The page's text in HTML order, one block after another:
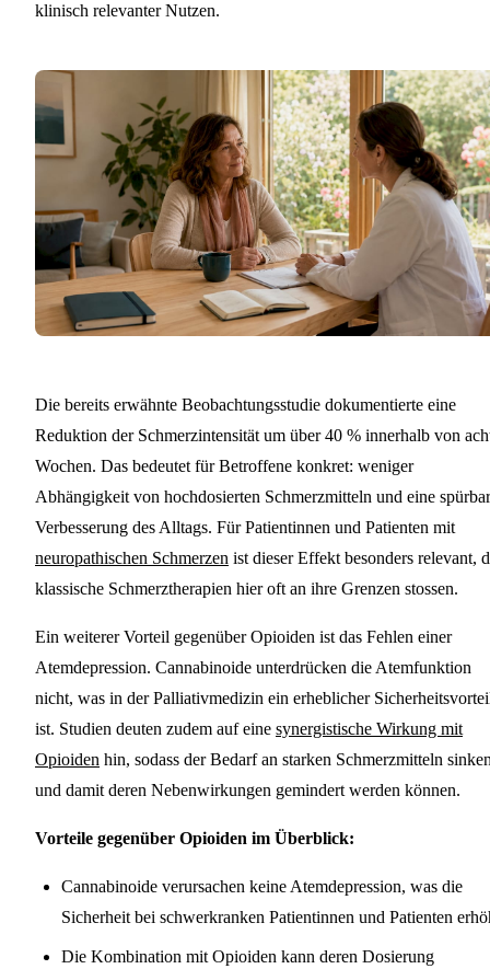
klinisch relevanter Nutzen.
Die bereits erwähnte Beobachtungsstudie dokumentierte eine
Reduktion der Schmerzintensität um über 40 % innerhalb von
Wochen. Das bedeutet für Betroffene konkret: weniger
Abhängigkeit von hochdosierten Schmerzmitteln und eine
Verbesserung des Alltags. Für Patientinnen und Patienten mit
neuropathischen Schmerzen ist dieser Effekt besonders relevant,
klassische Schmerztherapien hier oft an ihre Grenzen stossen.
Ein weiterer Vorteil gegenüber Opioiden ist das Fehlen einer
Atemdepression. Cannabinoide unterdrücken die Atemfunktion
nicht, was in der Palliativmedizin ein erheblicher
ist. Studien deuten zudem auf eine synergistische Wirkung mit
Opioiden hin, sodass der Bedarf an starken Schmerzmitteln
und damit deren Nebenwirkungen gemindert werden können.
Vorteile gegenüber Opioiden im Überblick:
Cannabinoide verursachen keine Atemdepression, was die
Sicherheit bei schwerkranken Patientinnen und Patienten
Die Kombination mit Opioiden kann deren Dosierung